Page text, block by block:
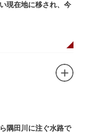
現在地に移され、今
隅田川に注ぐ水路で